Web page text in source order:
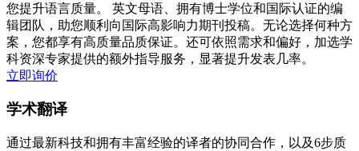
您提升语言质量。 英文母语、拥有博士学位和国际认证的编
辑团队，助您顺利向国际高影响力期刊投稿。无论选择何种方
案，您都享有高质量品质保证。还可依照需求和偏好，加选学
科资深专家提供的额外指导服务，显著提升发表几率。
立即询价
学术翻译
通过最新科技和拥有丰富经验的译者的协同合作，以及6步质